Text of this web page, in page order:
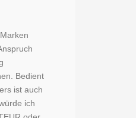
Bedient
ist auch
ich